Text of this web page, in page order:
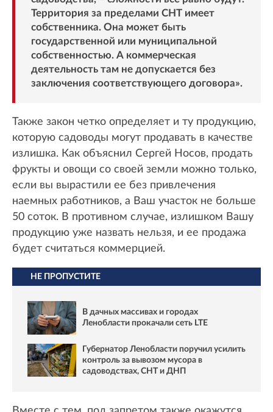
Территория за пределами СНТ имеет
собственника. Она может быть
государственной или муниципальной
собственностью. А коммерческая
деятельность там не допускается без
заключения соответствующего договора».
Также закон четко определяет и ту продукцию,
которую садоводы могут продавать в качестве
излишка. Как объяснил Сергей Носов, продать
фрукты и овощи со своей земли можно только,
если вы вырастили ее без привлечения
наемных работников, а Ваш участок не больше
50 соток. В противном случае, излишком Вашу
продукцию уже назвать нельзя, и ее продажа
будет считаться коммерцией.
НЕ ПРОПУСТИТЕ
В дачных массивах и городах
Ленобласти прокачали сеть LTE
Губернатор Ленобласти поручил усилить
контроль за вывозом мусора в
садоводствах, СНТ и ДНП